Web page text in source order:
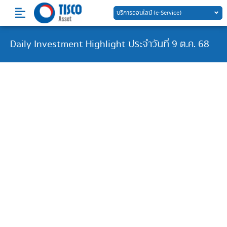
content
บริการออนไลน์ (e-Service)
Daily Investment Highlight ประจำวันที่ 9 ต.ค. 68